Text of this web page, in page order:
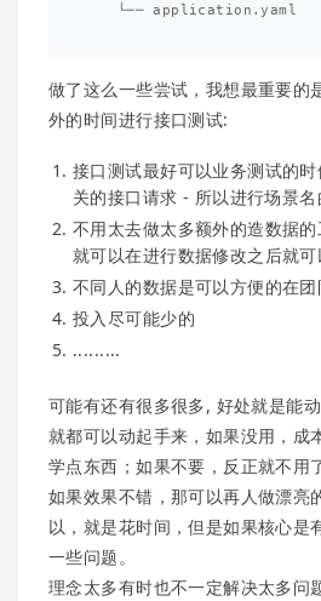
    └── application.yaml
做了这么一些尝试，我想最重要的
外的时间进行接口测试:
接口测试最好可以业务测试的
关的接口请求 - 所以进行场景名
不用太去做太多额外的造数据
就可以在进行数据修改之后就
不同人的数据是可以方便的在
投入尽可能少的
.........
可能有还有很多很多, 好处就是能
就都可以动起手来，如果没用，成
学点东西；如果不要，反正就不用
如果效果不错，那可以再人做漂亮
以，就是花时间，但是如果核心是
一些问题。
理念太多有时也不一定解决太多问